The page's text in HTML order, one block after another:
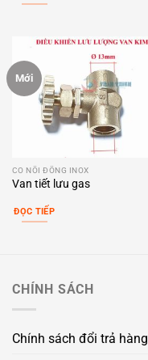
Mới
CO NỐI ĐỒNG INOX
Van tiết lưu gas
ĐỌC TIẾP
CHÍNH SÁCH
Chính sách đổi trả hàng